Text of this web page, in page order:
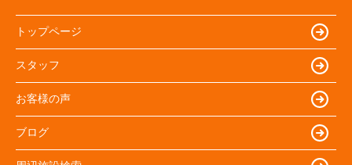
トップページ
スタッフ
お客様の声
ブログ